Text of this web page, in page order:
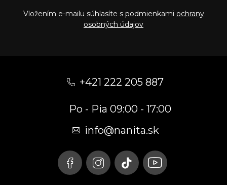
Vložením e-mailu súhlasíte s podmienkami ochrany
osobných údajov
+421 222 205 887
Po - Pia 09:00 - 17:00
info@nanita.sk